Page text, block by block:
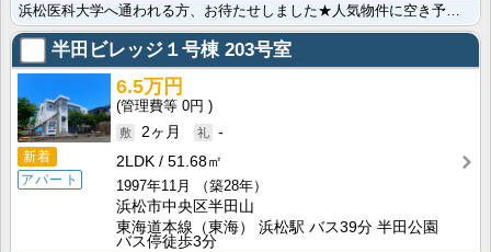
半田ビレッジ１号棟 203号室
新着
アパート
6.5万円
0円
2ヶ月
-
2LDK
51.68㎡
1997年11月
（築28年）
浜松市中央区半田山
東海道本線（東海） 浜松駅 バス39分 半田公園
バス停徒歩3分